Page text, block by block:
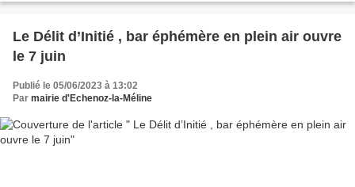
Le Délit d’Initié , bar éphémère en plein air ouvre
le 7 juin
Publié le 05/06/2023 à 13:02
Par mairie d'Echenoz-la-Méline